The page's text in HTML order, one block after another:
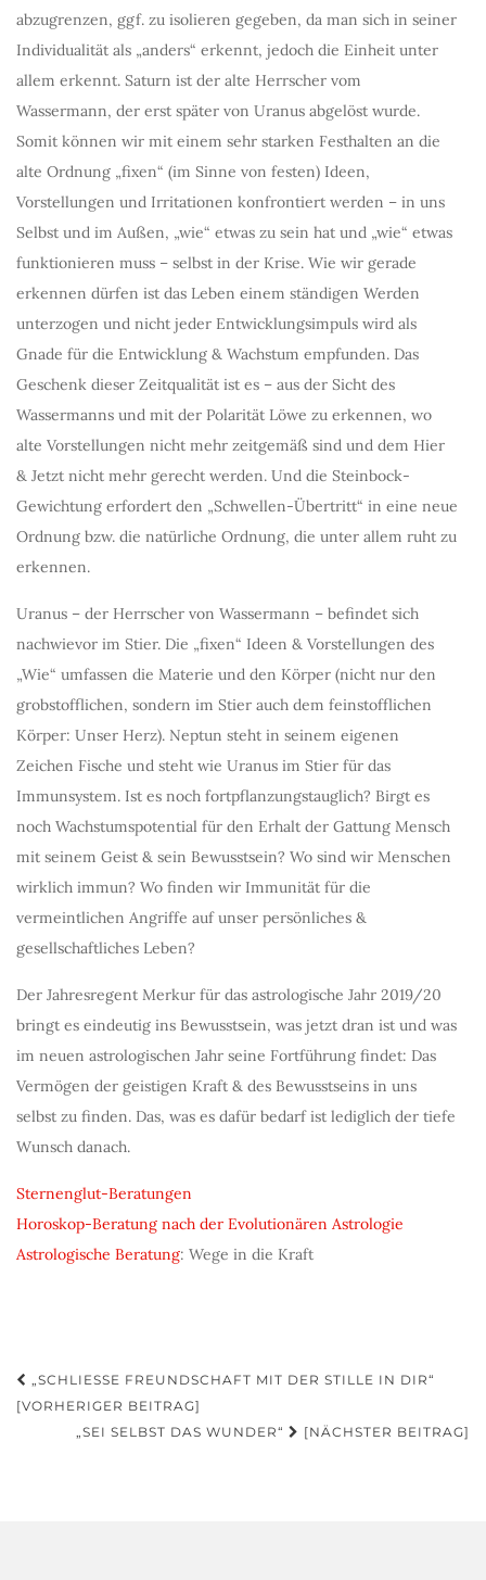
abzugrenzen, ggf. zu isolieren gegeben, da man sich in seiner
Individualität als „anders“ erkennt, jedoch die Einheit unter
allem erkennt. Saturn ist der alte Herrscher vom
Wassermann, der erst später von Uranus abgelöst wurde.
Somit können wir mit einem sehr starken Festhalten an die
alte Ordnung „fixen“ (im Sinne von festen) Ideen,
Vorstellungen und Irritationen konfrontiert werden – in uns
Selbst und im Außen, „wie“ etwas zu sein hat und „wie“ etwas
funktionieren muss – selbst in der Krise. Wie wir gerade
erkennen dürfen ist das Leben einem ständigen Werden
unterzogen und nicht jeder Entwicklungsimpuls wird als
Gnade für die Entwicklung & Wachstum empfunden. Das
Geschenk dieser Zeitqualität ist es – aus der Sicht des
Wassermanns und mit der Polarität Löwe zu erkennen, wo
alte Vorstellungen nicht mehr zeitgemäß sind und dem Hier
& Jetzt nicht mehr gerecht werden. Und die Steinbock-
Gewichtung erfordert den „Schwellen-Übertritt“ in eine neue
Ordnung bzw. die natürliche Ordnung, die unter allem ruht zu
erkennen.
Uranus – der Herrscher von Wassermann – befindet sich
nachwievor im Stier. Die „fixen“ Ideen & Vorstellungen des
„Wie“ umfassen die Materie und den Körper (nicht nur den
grobstofflichen, sondern im Stier auch dem feinstofflichen
Körper: Unser Herz). Neptun steht in seinem eigenen
Zeichen Fische und steht wie Uranus im Stier für das
Immunsystem. Ist es noch fortpflanzungstauglich? Birgt es
noch Wachstumspotential für den Erhalt der Gattung Mensch
mit seinem Geist & sein Bewusstsein? Wo sind wir Menschen
wirklich immun? Wo finden wir Immunität für die
vermeintlichen Angriffe auf unser persönliches &
gesellschaftliches Leben?
Der Jahresregent Merkur für das astrologische Jahr 2019/20
bringt es eindeutig ins Bewusstsein, was jetzt dran ist und was
im neuen astrologischen Jahr seine Fortführung findet: Das
Vermögen der geistigen Kraft & des Bewusstseins in uns
selbst zu finden. Das, was es dafür bedarf ist lediglich der tiefe
Wunsch danach.
Sternenglut-Beratungen
Horoskop-Beratung nach der Evolutionären Astrologie
Astrologische Beratung: Wege in die Kraft
Beitragsnavigation
„SCHLIESSE FREUNDSCHAFT MIT DER STILLE IN DIR“ [
VORHERIGER BEITRAG]
„SEI SELBST DAS WUNDER“
[NÄCHSTER BEITRAG]